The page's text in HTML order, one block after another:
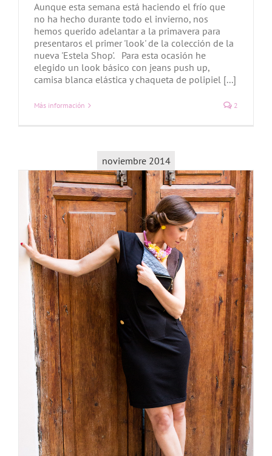
Aunque esta semana está haciendo el frío que
no ha hecho durante todo el invierno, nos
hemos querido adelantar a la primavera para
presentaros el primer 'look' de la colección de la
nueva 'Estela Shop'. Para esta ocasión he
elegido un look básico con jeans push up,
camisa blanca elástica y chaqueta de polipiel [...]
Más información 2
noviembre 2014